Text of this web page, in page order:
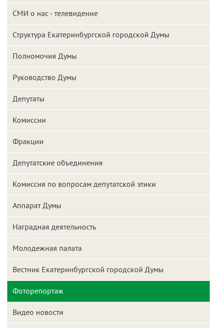
СМИ о нас - телевидение
Структура Екатеринбургской городской Думы
Полномочия Думы
Руководство Думы
Депутаты
Комиссии
Фракции
Депутатские объединения
Комиссия по вопросам депутатской этики
Аппарат Думы
Наградная деятельность
Молодежная палата
Вестник Екатеринбургской городской Думы
Фоторепортаж
Видео новости